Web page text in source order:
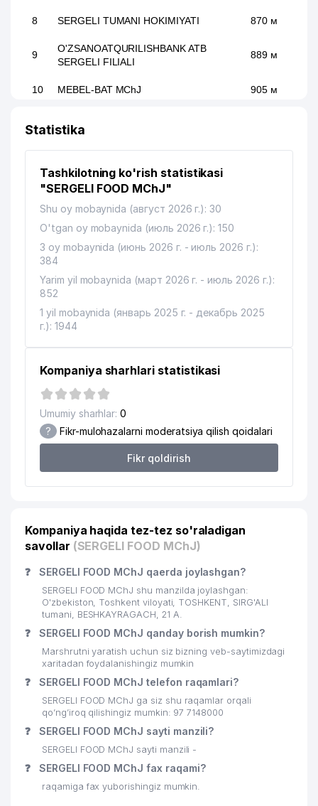
8 SERGELI TUMANI HOKIMIYATI 870 м
9
O'ZSANOATQURILISHBANK ATB
SERGELI FILIALI
889 м
10 MEBEL-BAT MChJ 905 м
Statistika
Tashkilotning ko'rish statistikasi
"SERGELI FOOD MChJ"
Shu oy mobaynida (август 2026 г.): 30
O'tgan oy mobaynida (июль 2026 г.): 150
3 oy mobaynida (июнь 2026 г. - июль 2026 г.):
384
Yarim yil mobaynida (март 2026 г. - июль 2026 г.):
852
1 yil mobaynida (январь 2025 г. - декабрь 2025
г.): 1944
Kompaniya sharhlari statistikasi
Umumiy sharhlar: 0
? Fikr-mulohazalarni moderatsiya qilish qoidalari
Fikr qoldirish
Kompaniya haqida tez-tez so'raladigan
savollar (SERGELI FOOD MChJ)
❓ SERGELI FOOD MChJ qaerda joylashgan?
SERGELI FOOD MChJ shu manzilda joylashgan:
O'zbekiston, Toshkent viloyati, TOSHKENT, SIRG'ALI
tumani, BESHKAYRAGACH, 21 A.
❓ SERGELI FOOD MChJ qanday borish mumkin?
Marshrutni yaratish uchun siz bizning veb-saytimizdagi
xaritadan foydalanishingiz mumkin
❓ SERGELI FOOD MChJ telefon raqamlari?
SERGELI FOOD MChJ ga siz shu raqamlar orqali
qo’ng’iroq qilishingiz mumkin: 97 7148000
❓ SERGELI FOOD MChJ sayti manzili?
SERGELI FOOD MChJ sayti manzili -
❓ SERGELI FOOD MChJ fax raqami?
raqamiga fax yuborishingiz mumkin.